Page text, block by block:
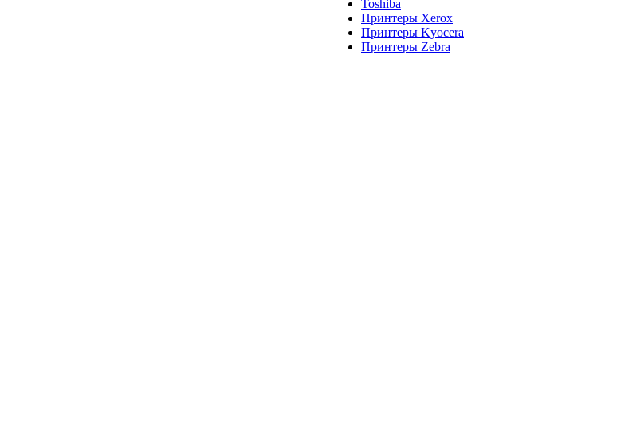
Toshiba
Принтеры Xerox
Принтеры Kyocera
Принтеры Zebra